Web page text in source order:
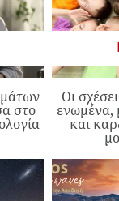
στο
Οι
ενωμένα,
και